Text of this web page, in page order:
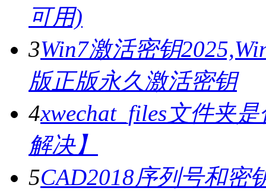
可用)
3Win7激活密钥
版正版永久激活密钥
4xwechat_files文件夹
解决】
5CAD2018序列号和密